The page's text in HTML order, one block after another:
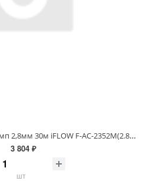
Видеокамера купольная 5мп 2,8мм 30м iFLOW F-AC-2352M(2.8mm)
3 804 ₽
шт